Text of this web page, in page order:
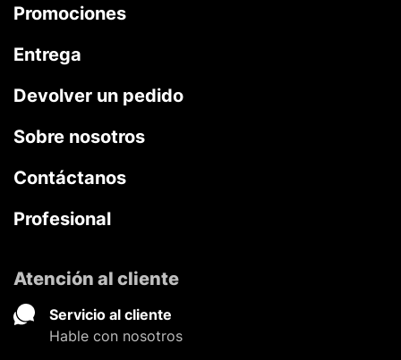
Promociones
Entrega
Devolver un pedido
Sobre nosotros
Contáctanos
Profesional
Atención al cliente
Servicio al cliente
Hable con nosotros